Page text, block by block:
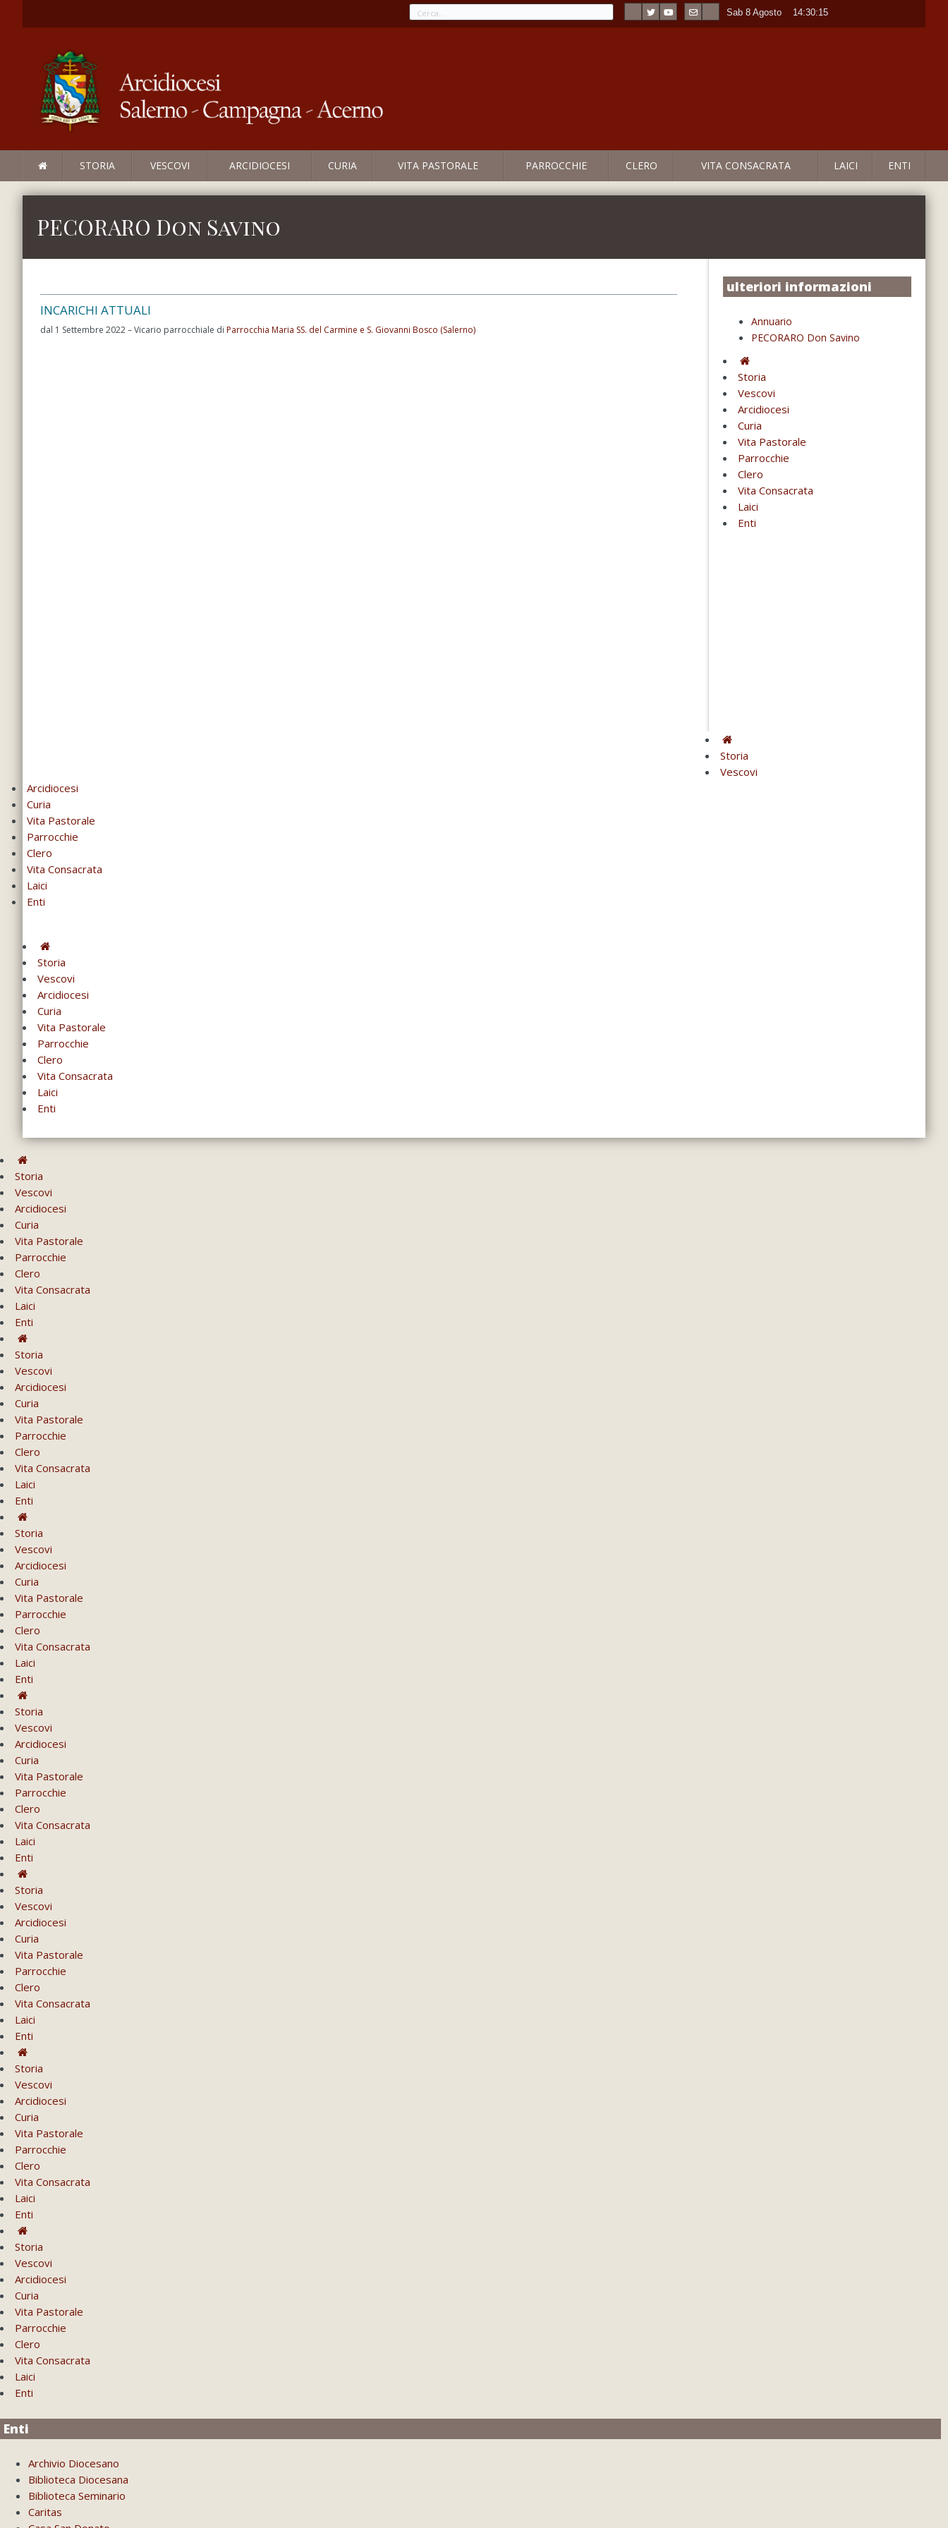
Sab 8 Agosto 14:30:16
STORIA VESCOVI ARCIDIOCESI CURIA VITA PASTORALE PARROCCHIE CLERO VITA CONSACRATA LAICI ENTI
PECORARO Don Savino
INCARICHI ATTUALI
dal 1 Settembre 2022 – Vicario parrocchiale di Parrocchia Maria SS. del Carmine e S. Giovanni Bosco (Salerno)
ulteriori informazioni
Annuario
PECORARO Don Savino
Storia
Vescovi
Arcidiocesi
Curia
Vita Pastorale
Parrocchie
Clero
Vita Consacrata
Laici
Enti
Storia
Vescovi
Arcidiocesi
Curia
Vita Pastorale
Parrocchie
Clero
Vita Consacrata
Laici
Enti
Storia
Vescovi
Arcidiocesi
Curia
Vita Pastorale
Parrocchie
Clero
Vita Consacrata
Laici
Enti
Storia
Vescovi
Arcidiocesi
Curia
Vita Pastorale
Parrocchie
Clero
Vita Consacrata
Laici
Enti
Storia
Vescovi
Arcidiocesi
Curia
Vita Pastorale
Parrocchie
Clero
Vita Consacrata
Laici
Enti
Storia
Vescovi
Arcidiocesi
Curia
Vita Pastorale
Parrocchie
Clero
Vita Consacrata
Laici
Enti
Storia
Vescovi
Arcidiocesi
Curia
Vita Pastorale
Parrocchie
Clero
Vita Consacrata
Laici
Enti
Storia
Vescovi
Arcidiocesi
Curia
Vita Pastorale
Parrocchie
Clero
Vita Consacrata
Laici
Enti
Storia
Vescovi
Arcidiocesi
Curia
Vita Pastorale
Parrocchie
Clero
Vita Consacrata
Laici
Enti
Storia
Vescovi
Arcidiocesi
Curia
Vita Pastorale
Parrocchie
Clero
Vita Consacrata
Laici
Enti
Enti
Archivio Diocesano
Biblioteca Diocesana
Biblioteca Seminario
Caritas